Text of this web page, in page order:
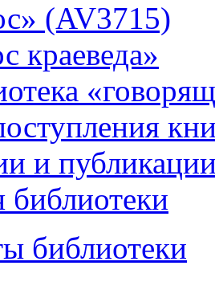
(AV3715)
краеведа»
и
библиотеки
библиотеки